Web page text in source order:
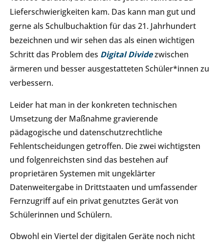
Lieferschwierigkeiten kam. Das kann man gut und
gerne als Schulbuchaktion für das 21. Jahrhundert
bezeichnen und wir sehen das als einen wichtigen
Schritt das Problem des Digital Dividezwischen
ärmeren und besser ausgestatteten Schüler*innen zu
verbessern.
Leider hat man in der konkreten technischen
Umsetzung der Maßnahme gravierende
pädagogische und datenschutzrechtliche
Fehlentscheidungen getroffen. Die zwei wichtigsten
und folgenreichsten sind das bestehen auf
proprietären Systemen mit ungeklärter
Datenweitergabe in Drittstaaten und umfassender
Fernzugriff auf ein privat genutztes Gerät von
Schülerinnen und Schülern.
Obwohl ein Viertel der digitalen Geräte noch nicht